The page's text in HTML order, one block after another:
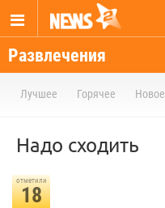
Развлечения
Лучшее Горячее Новое
Надо сходить
отметили
18